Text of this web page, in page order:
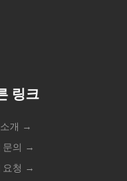
링크
개 →
문의 →
요청 →